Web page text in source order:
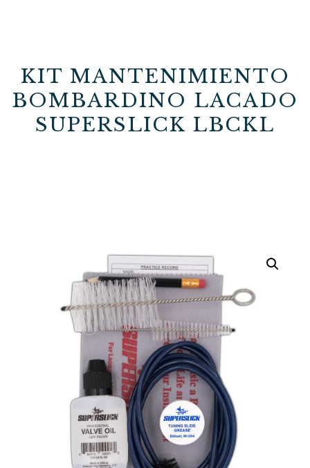
KIT MANTENIMIENTO
BOMBARDINO LACADO
SUPERSLICK LBCKL